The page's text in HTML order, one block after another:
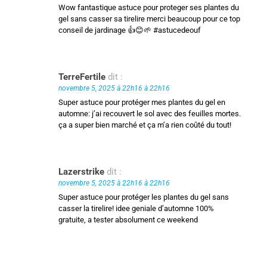
Wow fantastique astuce pour proteger ses plantes du
gel sans casser sa tirelire merci beaucoup pour ce top
conseil de jardinage 👍😊🌱 #astucedeouf
TerreFertile dit :
novembre 5, 2025 à 22h16 à 22h16
Super astuce pour protéger mes plantes du gel en
automne: j’ai recouvert le sol avec des feuilles mortes.
ça a super bien marché et ça m’a rien coûté du tout!
Lazerstrike dit :
novembre 5, 2025 à 22h16 à 22h16
Super astuce pour protéger les plantes du gel sans
casser la tirelire! idee geniale d’automne 100%
gratuite, a tester absolument ce weekend